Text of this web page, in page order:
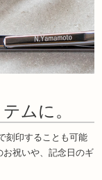
ムに。
刻印することも可能
お祝いや、記念日のギ